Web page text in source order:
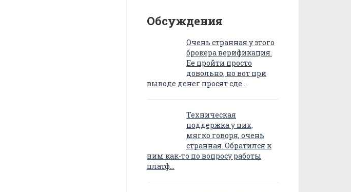
Обсуждения
Очень странная у этого
брокера верификация.
Ее пройти просто
довольно, но вот при
выводе денег просят сде…
Техническая
поддержка у них,
мягко говоря, очень
странная. Обратился к
ним как-то по вопросу работы
платф…